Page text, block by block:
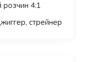
розчин 4:1
стрейнер